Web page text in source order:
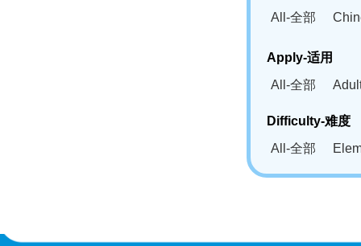
All-全部
Bahasa
Swahili(SW)-
Apply-适用
All-全部
Difficulty-难度
All-全部